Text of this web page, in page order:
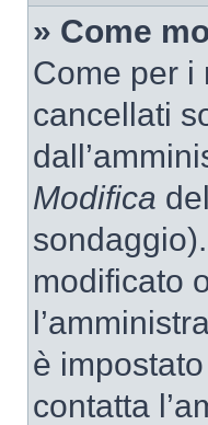
» Come
Come per i
cancellati
Modifica
modificato
è
contatta